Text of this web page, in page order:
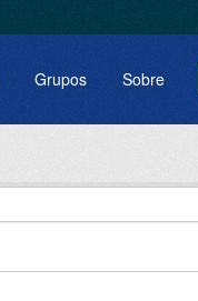
Grupos Sobre